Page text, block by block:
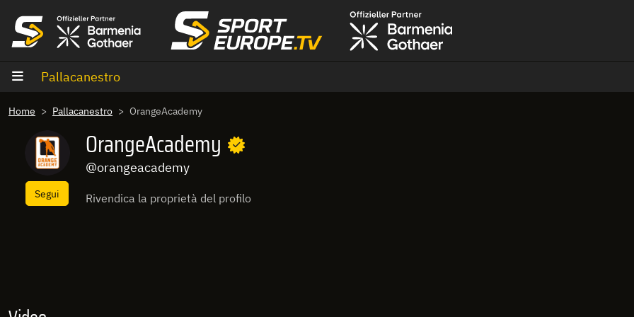
Pallacanestro
Home Pallacanestro OrangeAcademy
Segui
OrangeAcademy
@orangeacademy
Rivendica la proprietà del profilo